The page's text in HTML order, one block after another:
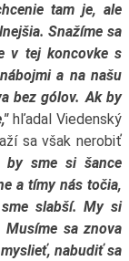
tam je, ale
Snažíme sa
v tej koncovke s
a na našu
bez gólov. Ak by
hľadal Viedenský
sa však nerobiť
by sme si šance
a tímy nás točia,
slabší. My si
Musíme sa znova
nabudiť sa